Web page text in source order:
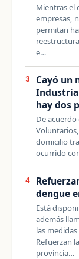
Mientras el
empresas,
permitan
e…
3
Cayó un
hay dos
De
domicilio
ocurrido
4
dengue
Está
además
las
Refuerzan
provincia…